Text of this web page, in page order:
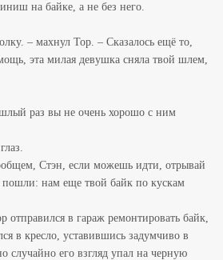
на байке, а не без него.
– махнул Тор. – Сказалось ещё то,
эта милая девушка сняла твой шлем,
раз вы не очень хорошо с ним
Стэн, если можешь идти, отрывай
нам еще твой байк по кускам
в гараж ремонтировать байк,
в кресло, уставившись задумчиво в
случайно его взгляд упал на черную